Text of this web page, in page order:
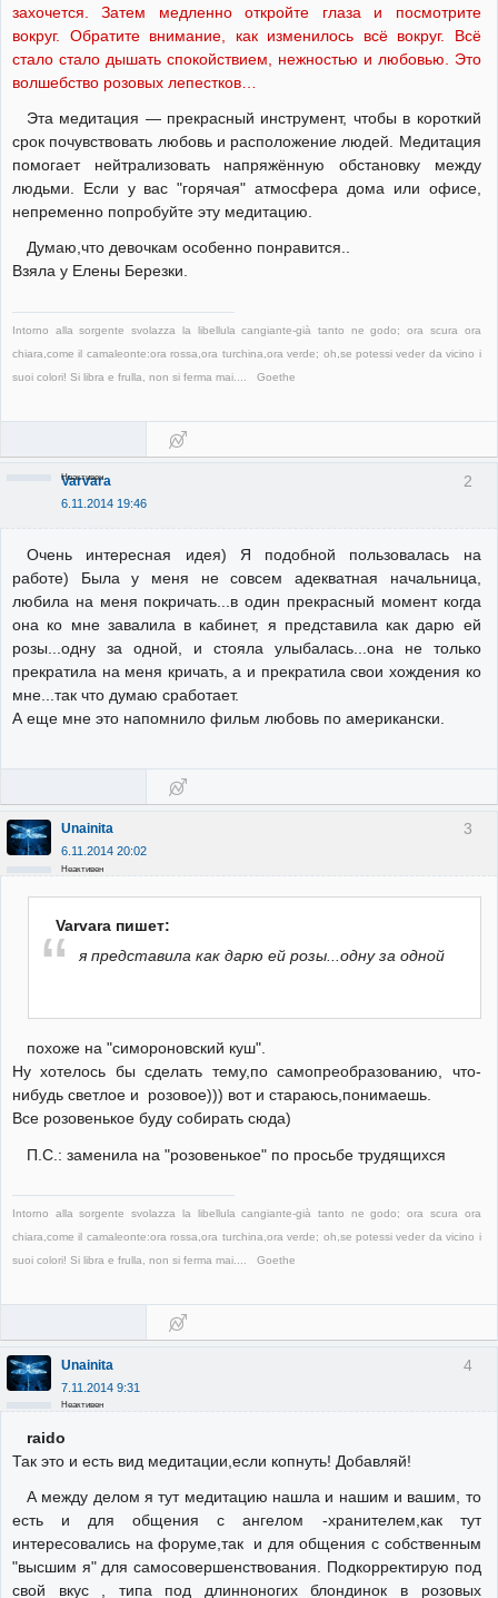
захочется. Затем медленно откройте глаза и посмотрите
вокруг. Обратите внимание, как изменилось всё вокруг. Всё
стало стало дышать спокойствием, нежностью и любовью. Это
волшебство розовых лепестков…
Эта медитация — прекрасный инструмент, чтобы в короткий
срок почувствовать любовь и расположение людей. Медитация
помогает нейтрализовать напряжённую обстановку между
людьми. Если у вас "горячая" атмосфера дома или офисе,
непременно попробуйте эту медитацию.
Думаю,что девочкам особенно понравится..
Взяла у Елены Березки.
Intorno alla sorgente svolazza la libellula cangiante-già tanto ne godo; ora scura ora
chiara,come il camaleonte:ora rossa,ora turchina,ora verde; oh,se potessi veder da vicino i
suoi colori! Si libra e frulla, non si ferma mai.... Goethe
2
Varvara
6.11.2014 19:46
Неактивен
Очень интересная идея) Я подобной пользовалась на
работе) Была у меня не совсем адекватная начальница,
любила на меня покричать...в один прекрасный момент когда
она ко мне завалила в кабинет, я представила как дарю ей
розы...одну за одной, и стояла улыбалась...она не только
прекратила на меня кричать, а и прекратила свои хождения ко
мне...так что думаю сработает.
А еще мне это напомнило фильм любовь по американски.
3
Unainita
6.11.2014 20:02
Неактивен
Varvara пишет:
я представила как дарю ей розы...одну за одной
похоже на "симороновский куш".
Ну хотелось бы сделать тему,по самопреобразованию, что-
нибудь светлое и розовое))) вот и стараюсь,понимаешь.
Все розовенькое буду собирать сюда)
П.С.: заменила на "розовенькое" по просьбе трудящихся
Intorno alla sorgente svolazza la libellula cangiante-già tanto ne godo; ora scura ora
chiara,come il camaleonte:ora rossa,ora turchina,ora verde; oh,se potessi veder da vicino i
suoi colori! Si libra e frulla, non si ferma mai.... Goethe
4
Unainita
7.11.2014 9:31
Неактивен
raido
Так это и есть вид медитации,если копнуть! Добавляй!
А между делом я тут медитацию нашла и нашим и вашим, то
есть и для общения с ангелом -хранителем,как тут
интересовались на форуме,так и для общения с собственным
"высшим я" для самосовершенствования. Подкорректирую под
свой вкус , типа под длинноногих блондинок в розовых